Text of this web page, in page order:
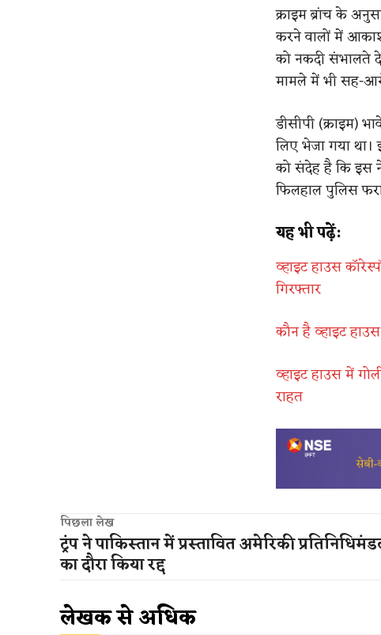
क्राइम ब्रांच के
करने वालों में
को नकदी संभालते
मामले में भी सह-
डीसीपी (क्राइम)
लिए भेजा गया
को संदेह है कि इस
फिलहाल पुलिस
यह भी पढ़ें:
व्हाइट हाउस
गिरफ्तार
कौन है व्हाइट
व्हाइट हाउस में
राहत
पिछला लेख
ट्रंप ने पाकिस्तान में प्रस्तावित अमेरिकी
का दौरा किया रद्द
लेखक से अधिक